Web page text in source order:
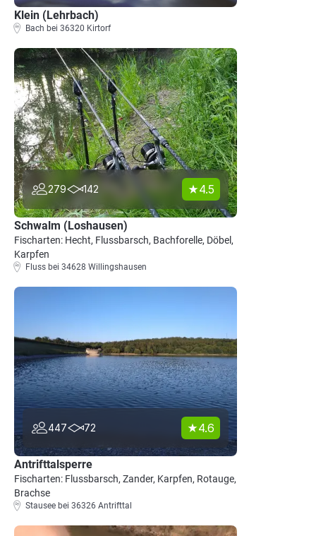
Klein (Lehrbach)
Bach bei 36320 Kirtorf
279 142 4.5
Schwalm (Loshausen)
Fischarten: Hecht, Flussbarsch, Bachforelle, Döbel,
Karpfen
Fluss bei 34628 Willingshausen
447 72 4.6
Antrifttalsperre
Fischarten: Flussbarsch, Zander, Karpfen, Rotauge,
Brachse
Stausee bei 36326 Antrifttal